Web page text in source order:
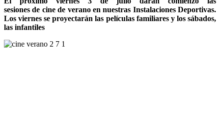
sesiones de cine de verano en nuestras Instalaciones Deportivas.
Los viernes se proyectarán las películas familiares y los sábados,
las infantiles